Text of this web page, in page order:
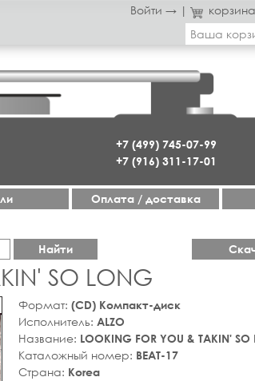
Войти → |
корзина
Ваша
+7 (499) 745-07-99
+7 (916) 311-17-01
Оплата / доставка
Найти
SO LONG
Формат: (CD) Компакт-диск
Исполнитель: ALZO
Название: LOOKING FOR YOU & TAKIN' SO
Каталожный номер: BEAT-17
Страна: Korea